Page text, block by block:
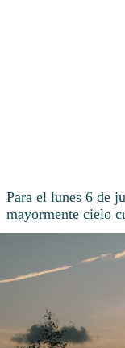
Para el lunes 6 de
mayormente cielo